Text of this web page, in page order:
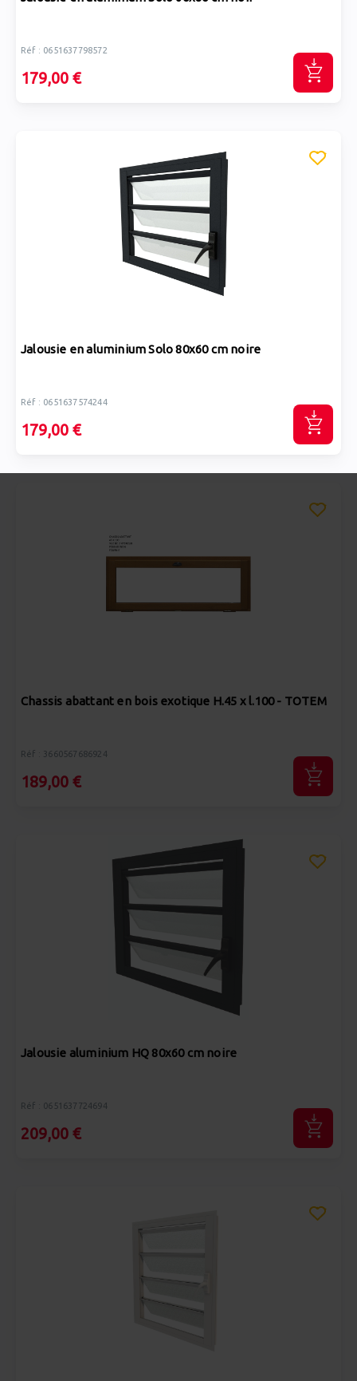
Réf : 0651637798572
179,00 €
Jalousie en aluminium Solo 80x60 cm noire
Réf : 0651637574244
179,00 €
Chassis abattant en bois exotique H.45 x l.100 - TOTEM
Réf : 3660567686924
189,00 €
Jalousie aluminium HQ 80x60 cm noire
Réf : 0651637724694
209,00 €